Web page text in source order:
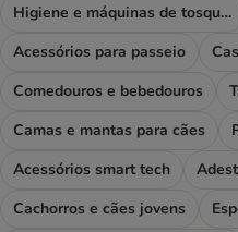
Higiene e máquinas de tosquiar
Acessórios para passeio
Comedouros e bebedouros
Camas e mantas para cães
Acessórios smart tech
Cachorros e cães jovens